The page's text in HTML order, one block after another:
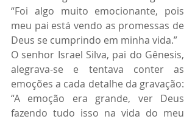
“Foi algo muito emocionante, pois
meu pai está vendo as promessas de
Deus se cumprindo em minha vida.”
O senhor Israel Silva, pai do Gênesis,
alegrava-se e tentava conter as
emoções a cada detalhe da gravação:
“A emoção era grande, ver Deus
fazendo tudo isso na vida do meu